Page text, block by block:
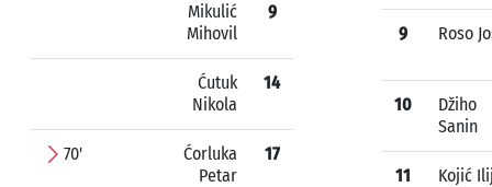
Mikulić
Mihovil
9
Ćutuk
Nikola
14
70'
Ćorluka
Petar
17
9 Roso
10
Džiho
Sanin
11 Kojić